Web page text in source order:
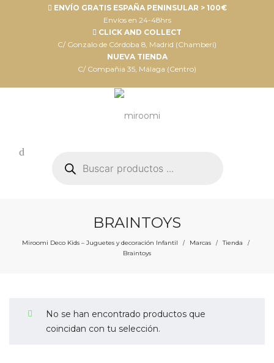
ENVÍO GRATIS ESPAÑA PENINSULAR > 100€
Envíos en 24-48hrs
CLICK AND COLLECT
C/ Gonzalo de Córdoba 8, Madrid (Chamberí)
NUEVA TIENDA
C/ Compañia 35, Málaga (Centro)
productos
BRAINTOYS
Miroomi Deco Kids – Juguetes y decoración Infantil / Marcas / Tienda /
Braintoys
No se han encontrado productos que
coincidan con tu selección.